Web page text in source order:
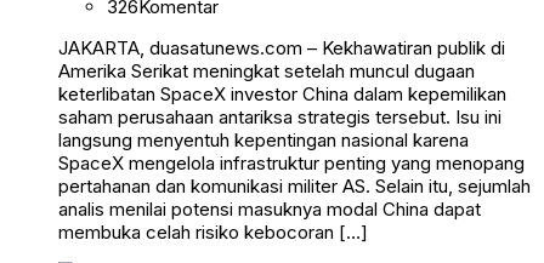
326Komentar
JAKARTA, duasatunews.com – Kekhawatiran publik di
Amerika Serikat meningkat setelah muncul dugaan
keterlibatan SpaceX investor China dalam kepemilikan
saham perusahaan antariksa strategis tersebut. Isu ini
langsung menyentuh kepentingan nasional karena
SpaceX mengelola infrastruktur penting yang menopang
pertahanan dan komunikasi militer AS. Selain itu, sejumlah
analis menilai potensi masuknya modal China dapat
membuka celah risiko kebocoran […]